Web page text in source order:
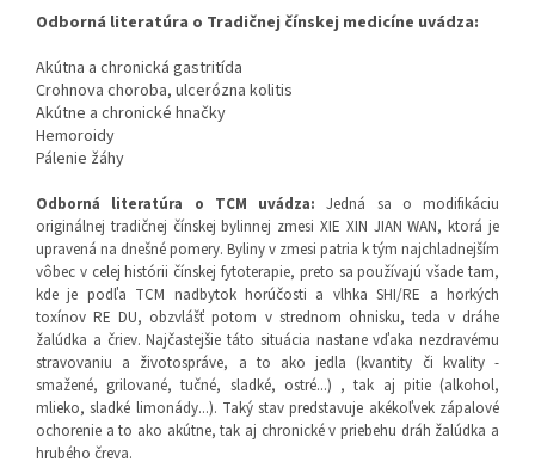
Odborná literatúra o Tradičnej čínskej medicíne uvádza:
Akútna a chronická gastritída
Crohnova choroba, ulcerózna kolitis
Akútne a chronické hnačky
Hemoroidy
Pálenie žáhy
Odborná literatúra o TCM uvádza:Jedná sa o modifikáciu
originálnej tradičnej čínskej bylinnej zmesi XIE XIN JIAN WAN, ktorá je
upravená na dnešné pomery. Byliny v zmesi patria k tým najchladnejším
vôbec v celej histórii čínskej fytoterapie, preto sa používajú všade tam,
kde je podľa TCM nadbytok horúčosti a vlhka SHI/RE a horkých
toxínov RE DU, obzvlášť potom v strednom ohnisku, teda v dráhe
žalúdka a čriev. Najčastejšie táto situácia nastane vďaka nezdravému
stravovaniu a životospráve, a to ako jedla (kvantity či kvality -
smažené, grilované, tučné, sladké, ostré...) , tak aj pitie (alkohol,
mlieko, sladké limonády...). Taký stav predstavuje akékoľvek zápalové
ochorenie a to ako akútne, tak aj chronické v priebehu dráh žalúdka a
hrubého čreva.